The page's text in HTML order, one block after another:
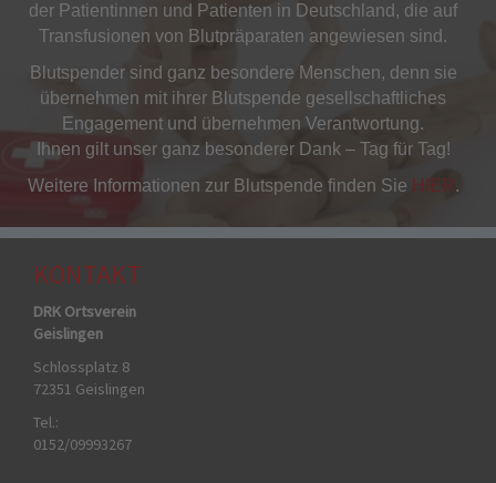
der Patientinnen und Patienten in Deutschland, die auf
Transfusionen von Blutpräparaten angewiesen sind.
Blutspender sind ganz besondere Menschen, denn sie
übernehmen mit ihrer Blutspende gesellschaftliches
Engagement und übernehmen Verantwortung.
Ihnen gilt unser ganz besonderer Dank – Tag für Tag!
Weitere Informationen zur Blutspende finden Sie HIER.
KONTAKT
DRK Ortsverein
Geislingen
Schlossplatz 8
72351 Geislingen
Tel.:
0152/09993267